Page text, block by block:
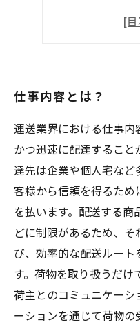
仲間たちと
仕事内容とは？
運送業界における仕事
かつ迅速に配達するこ
達先は企業や個人宅な
客様から信頼を得るた
を払います。配送する商
どに制限があるため、
び、効率的な配送ルー
す。荷物を取り扱うだ
荷主とのコミュニケー
ーションを通じて荷物